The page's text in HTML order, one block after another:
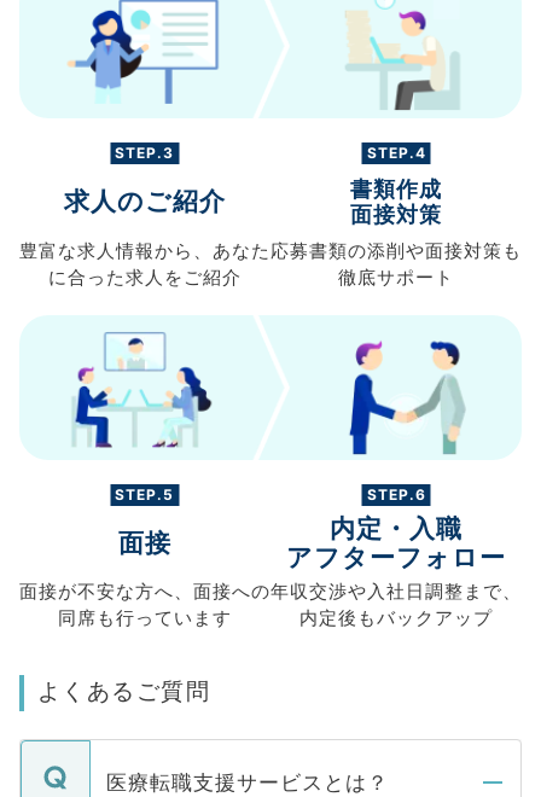
STEP.3
求人のご紹介
豊富な求人情報から、 あなた
に合った求人を ご紹介
STEP.4
書類作成
面接対策
応募書類の添削や面接対策も
徹底サポート
STEP.5
面接
面接が不安な方へ、 面接への
同席も行っています
STEP.6
内定・入職
アフターフォロー
年収交渉や入社日調整まで、
内定後もバックアップ
よくあるご質問
医療転職支援サービスとは？